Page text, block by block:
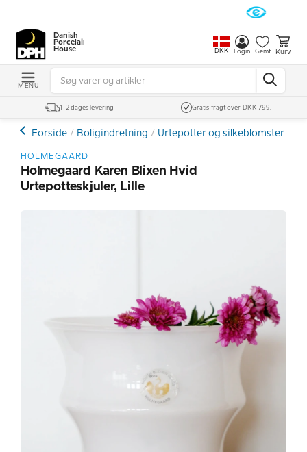
Danish
Porcelain
House
DKK Login Gemt Kurv
MENU
1-2 dages levering Gratis fragt over DKK 799,-
Forside Boligindretning Urtepotter og silkeblomster
HOLMEGAARD
Holmegaard Karen Blixen Hvid
Urtepotteskjuler, Lille